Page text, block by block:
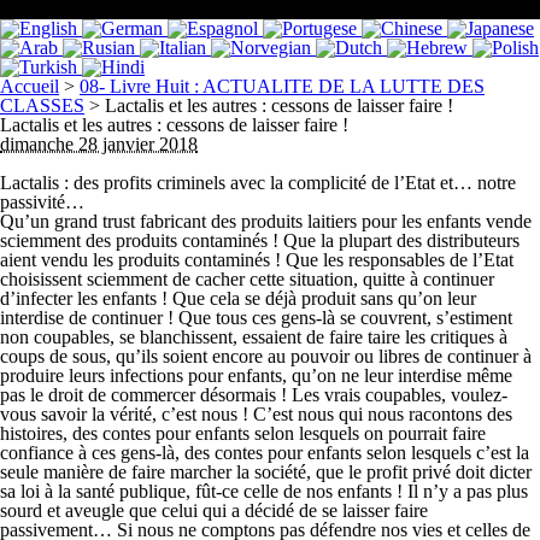
Accueil > 08- Livre Huit : ACTUALITE DE LA LUTTE DES
CLASSES > Lactalis et les autres : cessons de laisser faire !
Lactalis et les autres : cessons de laisser faire !
dimanche 28 janvier 2018
Lactalis : des profits criminels avec la complicité de l’Etat et… notre
passivité…
Qu’un grand trust fabricant des produits laitiers pour les enfants vende
sciemment des produits contaminés ! Que la plupart des distributeurs
aient vendu les produits contaminés ! Que les responsables de l’Etat
choisissent sciemment de cacher cette situation, quitte à continuer
d’infecter les enfants ! Que cela se déjà produit sans qu’on leur
interdise de continuer ! Que tous ces gens-là se couvrent, s’estiment
non coupables, se blanchissent, essaient de faire taire les critiques à
coups de sous, qu’ils soient encore au pouvoir ou libres de continuer à
produire leurs infections pour enfants, qu’on ne leur interdise même
pas le droit de commercer désormais ! Les vrais coupables, voulez-
vous savoir la vérité, c’est nous ! C’est nous qui nous racontons des
histoires, des contes pour enfants selon lesquels on pourrait faire
confiance à ces gens-là, des contes pour enfants selon lesquels c’est la
seule manière de faire marcher la société, que le profit privé doit dicter
sa loi à la santé publique, fût-ce celle de nos enfants ! Il n’y a pas plus
sourd et aveugle que celui qui a décidé de se laisser faire
passivement… Si nous ne comptons pas défendre nos vies et celles de